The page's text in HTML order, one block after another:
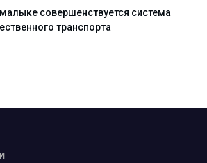
совершенствуется система
транспорта